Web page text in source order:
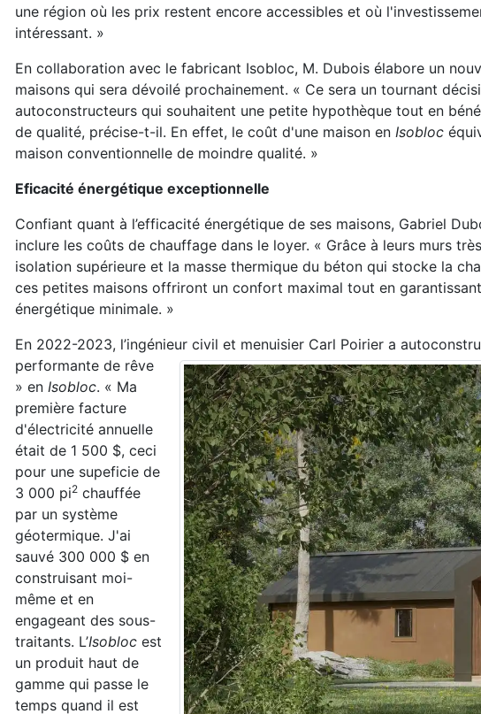
une région où les prix restent encore accessibles et où
intéressant. »
En collaboration avec le fabricant Isobloc, M. Dubois élabore un
maisons qui sera dévoilé prochainement. « Ce sera un tournant
autoconstructeurs qui souhaitent une petite hypothèque tout en
de qualité, précise-t-il. En effet, le coût d'une maison en Isobloc
maison conventionnelle de moindre qualité. »
Eficacité énergétique exceptionnelle
Confiant quant à l’efficacité énergétique de ses maisons, Gabriel
inclure les coûts de chauffage dans le loyer. « Grâce à leurs murs
isolation supérieure et la masse thermique du béton qui stocke la
ces petites maisons offriront un confort maximal tout en
énergétique minimale. »
En 2022-2023, l’ingénieur civil et menuisier Carl Poirier a
performante de rêve
» en Isobloc. « Ma
première facture
d'électricité annuelle
était de 1 500 $, ceci
pour une supeficie de
3 000 pi2 chauffée
par un système
géotermique. J'ai
sauvé 300 000 $ en
construisant moi-
même et en
engageant des sous-
traitants. L’Isobloc est
un produit haut de
gamme qui passe le
temps quand il est